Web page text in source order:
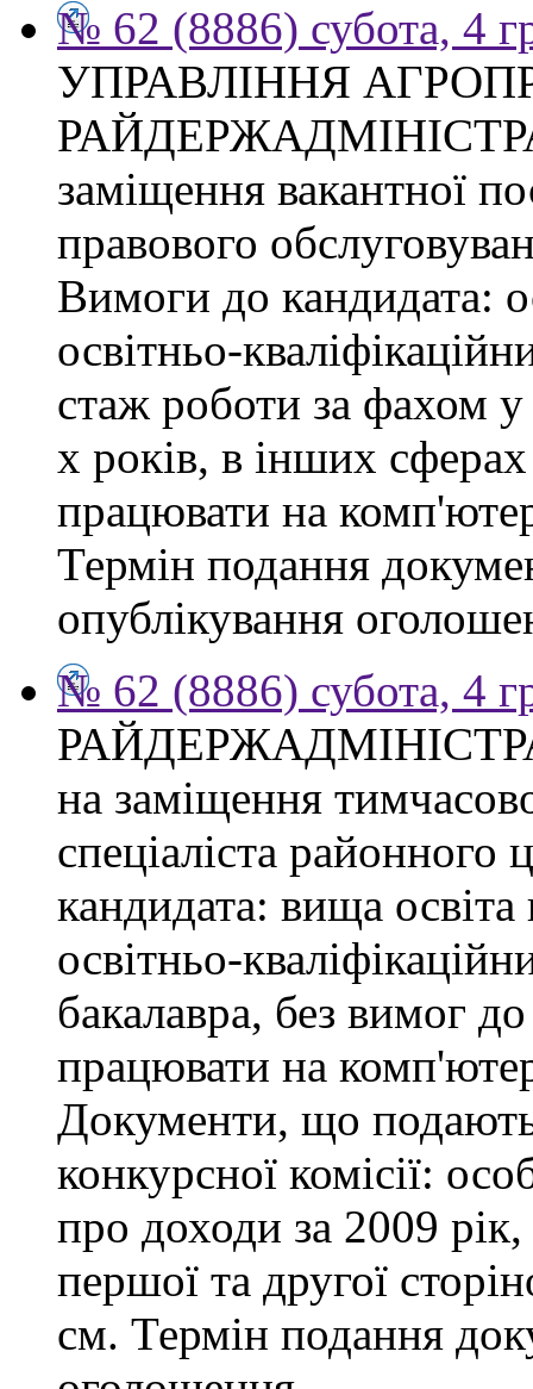
№ 62 (8886) субота, 4
УПРАВЛІННЯ
заміщення вакантної
правового
Вимоги до кандидата:
освітньо-
стаж роботи за фахом
х років, в інших
працювати на
Термін подання
опублікування
№ 62 (8886) субота, 4
на заміщення
спеціаліста
кандидата: вища
освітньо-
бакалавра, без вимог
працювати на
Документи, що
конкурсної комісії:
про доходи за 2009 рік,
першої та другої
см. Термін подання